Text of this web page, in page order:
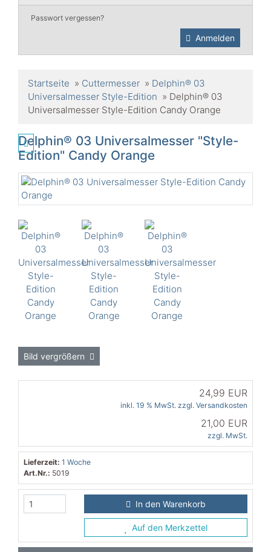
Passwort vergessen?
Anmelden
Startseite » Cuttermesser » Delphin® 03
Universalmesser Style-Edition » Delphin® 03
Universalmesser Style-Edition Candy Orange
Delphin® 03 Universalmesser "Style-
Edition" Candy Orange
Bild vergrößern
24,99 EUR
inkl. 19 % MwSt. zzgl. Versandkosten
21,00 EUR
zzgl. MwSt.
Lieferzeit: 1 Woche
Art.Nr.: 5019
In den Warenkorb
Auf den Merkzettel